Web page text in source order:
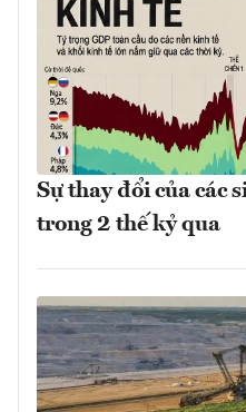
Sự thay đổi của các
trong 2 thế kỷ qua